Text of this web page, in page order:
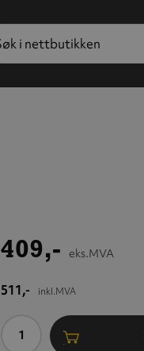
409,- eks.MVA
511,- inkl.MVA
Antall